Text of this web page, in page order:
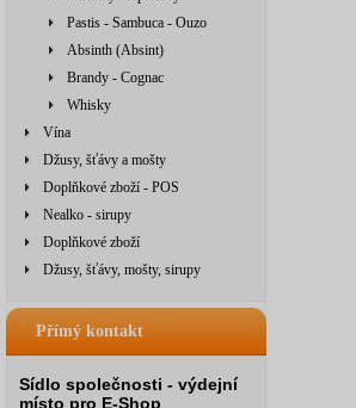
Pastis - Sambuca - Ouzo
Absinth (Absint)
Brandy - Cognac
Whisky
Vína
Džusy, šťávy a mošty
Doplňkové zboží - POS
Nealko - sirupy
Doplňkové zboží
Džusy, šťávy, mošty, sirupy
Přímý kontakt
Sídlo společnosti - výdejní
místo pro E-Shop